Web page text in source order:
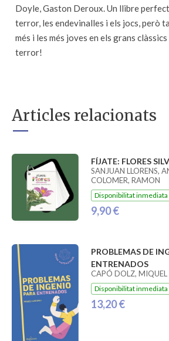
Doyle, Gaston Deroux. Un llibre
terror, les endevinalles i els jocs, però
més i les més joves en els grans
terror!
Articles relacionats
FÍJATE: FLORES
SANJUAN LLORENS,
COLOMER, RAMON
Disponibilitat inmediata
9,90 €
PROBLEMAS DE
ENTRENADOS
CAPÓ DOLZ, MIQUEL
Disponibilitat inmediata
13,20 €